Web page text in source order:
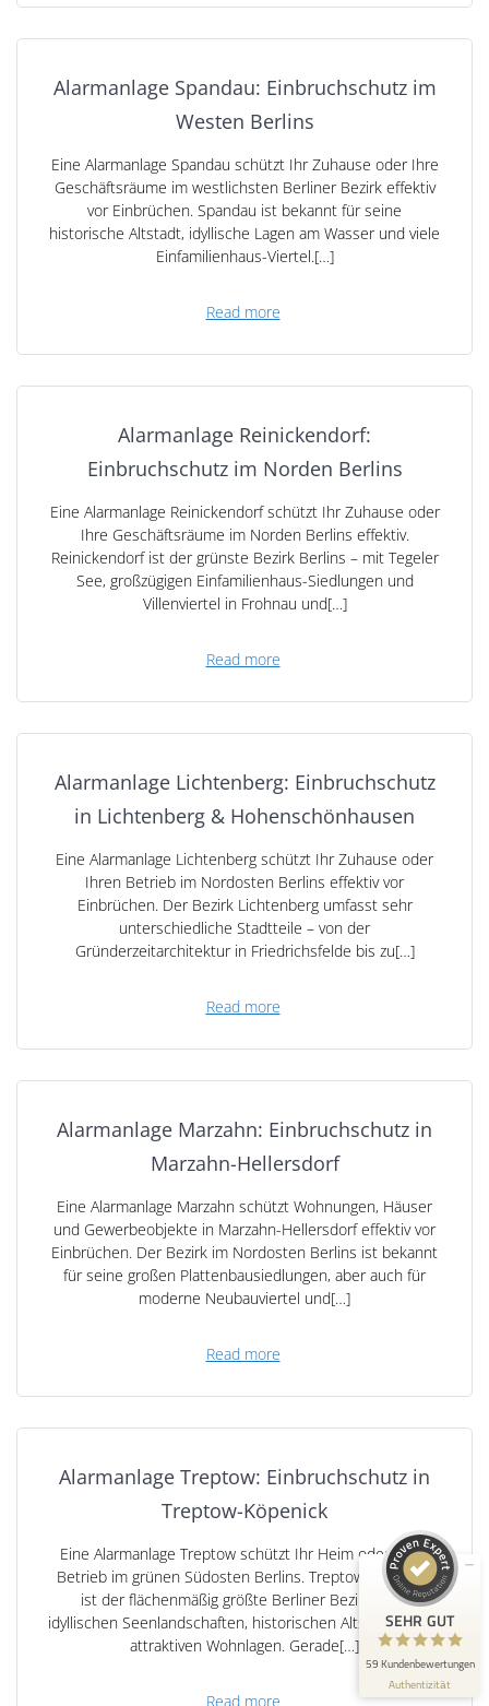
Alarmanlage Spandau: Einbruchschutz im
Westen Berlins
Eine Alarmanlage Spandau schützt Ihr Zuhause oder Ihre
Geschäftsräume im westlichsten Berliner Bezirk effektiv
vor Einbrüchen. Spandau ist bekannt für seine
historische Altstadt, idyllische Lagen am Wasser und viele
Einfamilienhaus-Viertel.[…]
Read more
Alarmanlage Reinickendorf:
Einbruchschutz im Norden Berlins
Eine Alarmanlage Reinickendorf schützt Ihr Zuhause oder
Ihre Geschäftsräume im Norden Berlins effektiv.
Reinickendorf ist der grünste Bezirk Berlins – mit Tegeler
See, großzügigen Einfamilienhaus-Siedlungen und
Villenviertel in Frohnau und[…]
Read more
Alarmanlage Lichtenberg: Einbruchschutz
in Lichtenberg & Hohenschönhausen
Eine Alarmanlage Lichtenberg schützt Ihr Zuhause oder
Ihren Betrieb im Nordosten Berlins effektiv vor
Einbrüchen. Der Bezirk Lichtenberg umfasst sehr
unterschiedliche Stadtteile – von der
Gründerzeitarchitektur in Friedrichsfelde bis zu[…]
Read more
Alarmanlage Marzahn: Einbruchschutz in
Marzahn-Hellersdorf
Eine Alarmanlage Marzahn schützt Wohnungen, Häuser
und Gewerbeobjekte in Marzahn-Hellersdorf effektiv vor
Einbrüchen. Der Bezirk im Nordosten Berlins ist bekannt
für seine großen Plattenbausiedlungen, aber auch für
moderne Neubauviertel und[…]
Read more
Alarmanlage Treptow: Einbruchschutz in
Treptow-Köpenick
Eine Alarmanlage Treptow schützt Ihr Heim oder Ihren
Betrieb im grünen Südosten Berlins. Treptow-Köpenick
ist der flächenmäßig größte Berliner Bezirk – mit
idyllischen Seenlandschaften, historischen Altstädten und
attraktiven Wohnlagen. Gerade[…]
Read more
SEHR GUT
59 Kundenbewertungen
Authentizität
Kundenbewertungen und Erfahrungen zu
100%
ProvenExpert.com
SEHR GUT
4,91 / 5,00
21
Bewertungen auf
ProvenExpert.com
38
Bewertungen von 1
Blick aufs ProvenExpert-Profil werfen